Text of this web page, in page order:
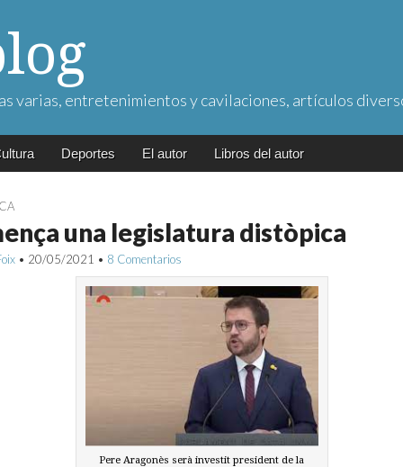
varias, entretenimientos y cavilaciones, artículos
Deportes El autor Libros del autor
una legislatura distòpica
• 20/05/2021 • 8 Comentarios
Pere Aragonès serà investit president de la